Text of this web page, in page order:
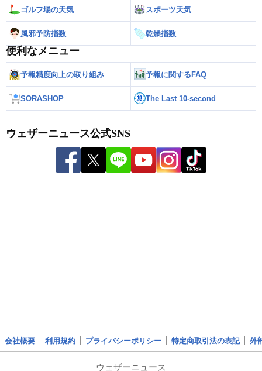
ゴルフ場の天気 スポーツ天気
風邪予防指数 乾燥指数
便利なメニュー
予報精度向上の取り組み 予報に関するFAQ
SORASHOP The Last 10-second
ウェザーニュース公式SNS
会社概要 利用規約 プライバシーポリシー 特定商取引法の表記 外
ウェザーニュース